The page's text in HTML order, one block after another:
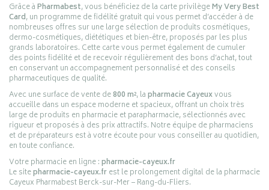
Grâce àPharmabest, vous bénéficiez de la carte privilègeMy Very Best
Card, un programme de fidélité gratuit qui vous permet d’accéder à de
nombreuses offres sur une large sélection de produits cosmétiques,
dermo-cosmétiques, diététiques et bien-être, proposés par les plus
grands laboratoires. Cette carte vous permet également de cumuler
des points fidélité et de recevoir régulièrement des bons d’achat, tout
en conservant un accompagnement personnalisé et des conseils
pharmaceutiques de qualité.
Avec une surface de vente de800 m², lapharmacie Cayeuxvous
accueille dans un espace moderne et spacieux, offrant un choix très
large de produits en pharmacie et parapharmacie, sélectionnés avec
rigueur et proposés à des prix attractifs. Notre équipe de pharmaciens
et de préparateurs est à votre écoute pour vous conseiller au quotidien,
en toute confiance.
Votre pharmacie en ligne :pharmacie-cayeux.fr
Le sitepharmacie-cayeux.frest le prolongement digital de la pharmacie
Cayeux Pharmabest Berck-sur-Mer – Rang-du-Fliers.